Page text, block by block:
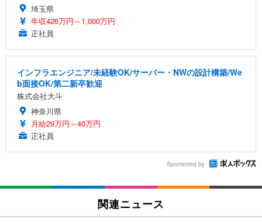
埼玉県
年収426万円～1,000万円
正社員
インフラエンジニア/未経験OK/サーバー・NWの設計構築/We
b面接OK/第二新卒歓迎
株式会社大斗
神奈川県
月給29万円～40万円
正社員
Sponsored by
関連ニュース